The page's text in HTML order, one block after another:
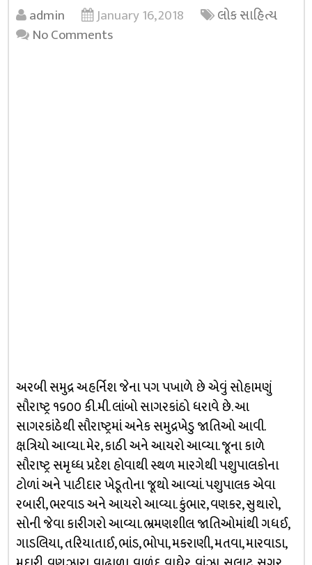
admin January 16, 2018
લોક સાહિત્ય
No Comments
અરબી સમુદ્ર અહર્નિશ જેના પગ પખાળે છે એવું સોહામણું
સૌરાષ્ટ્ર ૧૬૦૦ કી.મી. લાંબો સાગરકાંઠો ધરાવે છે. આ
સાગરકાંઠેથી સૌરાષ્ટ્રમાં અનેક સમુદ્રખેડુ જાતિઓ આવી.
ક્ષત્રિયો આવ્યા. મેર, કાઠી અને આયરો આવ્યા. જૂના કાળે
સૌરાષ્ટ્ર સમૃધ્ધ પ્રદેશ હોવાથી સ્થળ મારગેથી પશુપાલકોના
ટોળાં અને પાટીદાર ખેડૂતોના જૂથો આવ્યાં. પશુપાલક એવા
રબારી, ભરવાડ અને આયરો આવ્યા. કુંભાર, વણકર, સુથારો,
સોની જેવા કારીગરો આવ્યા. ભ્રમણશીલ જાતિઓમાંથી ગધઈ,
ગાડલિયા, તરિયાતાઈ, ભાંડ, ભોપા, મકરાણી, મતવા, મારવાડા,